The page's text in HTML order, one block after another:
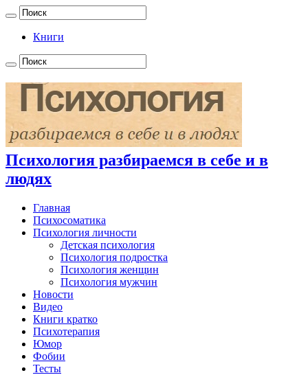
Книги
Психология разбираемся в себе и в
людях
Главная
Психосоматика
Психология личности
Детская психология
Психология подростка
Психология женщин
Психология мужчин
Новости
Видео
Книги кратко
Психотерапия
Юмор
Фобии
Тесты